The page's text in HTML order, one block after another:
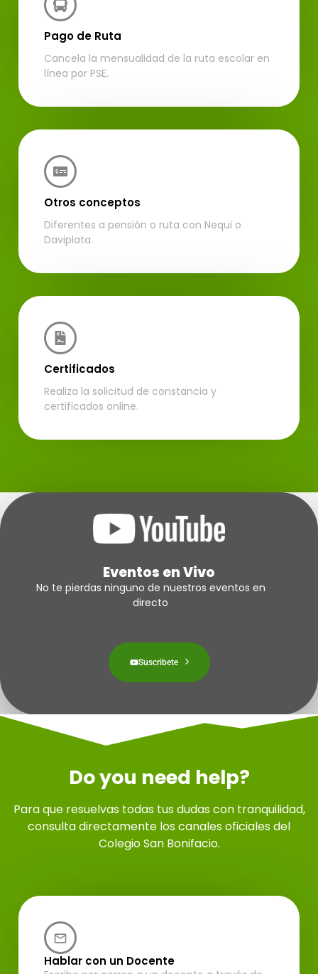
Pago de Ruta
Cancela la mensualidad de la ruta escolar en
línea por PSE.
Otros conceptos
Diferentes a pensión o ruta con Nequi o
Daviplata.
Certificados
Realiza la solicitud de constancia y
certificados online.
Eventos en Vivo
No te pierdas ninguno de nuestros eventos en
directo
Suscribete
Do you need help?
Para que resuelvas todas tus dudas con tranquilidad,
consulta directamente los canales oficiales del
Colegio San Bonifacio.
Hablar con un Docente